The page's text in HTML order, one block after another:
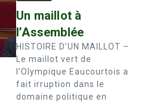
Un maillot à
l’Assemblée
HISTOIRE D’UN MAILLOT –
Le maillot vert de
l’Olympique Eaucourtois a
fait irruption dans le
domaine politique en